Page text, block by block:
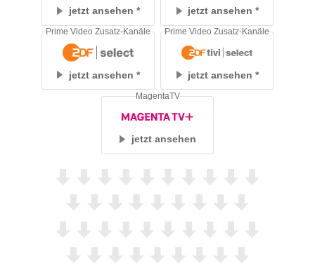
jetzt ansehen jetzt ansehen
jetzt ansehen
Prime Video Zusatz-Kanäle
jetzt ansehen
Prime Video Zusatz-Kanäle
jetzt ansehen
MagentaTV